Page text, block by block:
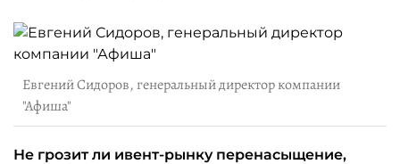
Евгений Сидоров, генеральный директор компании
"Афиша"
Не грозит ли ивент-рынку перенасыщение,